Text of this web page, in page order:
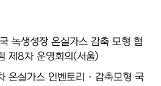
녹생성장 온실가스 감축 모형 협
제8차 운영회의(서울)
온실가스 인벤토리 · 감축모형 국